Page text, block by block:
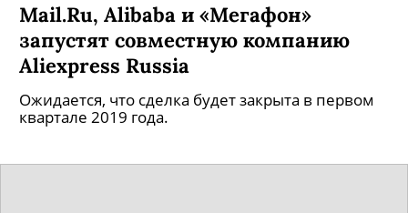
Mail.Ru, Alibaba и «Мегафон»
запустят совместную компанию
Aliexpress Russia
Ожидается, что сделка будет закрыта в первом
квартале 2019 года.